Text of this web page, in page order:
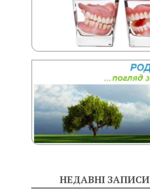
НЕДАВНІ ЗАПИСИ